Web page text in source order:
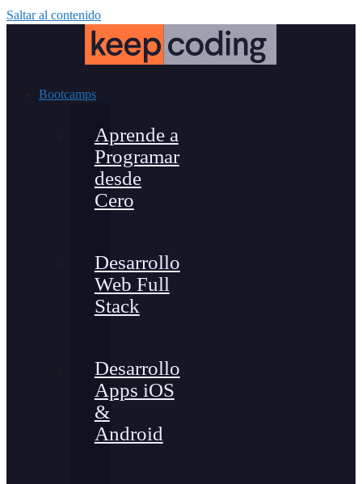
Saltar al contenido
Bootcamps
Aprende a
Programar
desde
Cero
Desarrollo
Web Full
Stack
Desarrollo
Apps iOS
&
Android